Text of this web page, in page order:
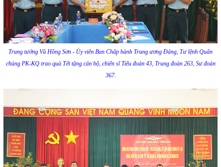
Trung tướng Vũ Hồng Sơn - Ủy viên Ban Chấp hành Trung ương Đảng, Tư lệnh Quân
chủng PK-KQ trao quà Tết tặng cán bộ, chiến sĩ Tiểu đoàn 43, Trung đoàn 263, Sư đoàn
367.